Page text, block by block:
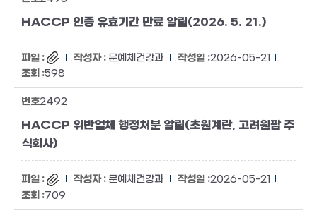
HACCP 인증 유효기간 만료 알림(2026. 5. 21.)
문예체건강과
2026-05-21
598
2492
HACCP 위반업체 행정처분 알림(초원계란, 고려원팜 주
식회사)
문예체건강과
2026-05-21
709